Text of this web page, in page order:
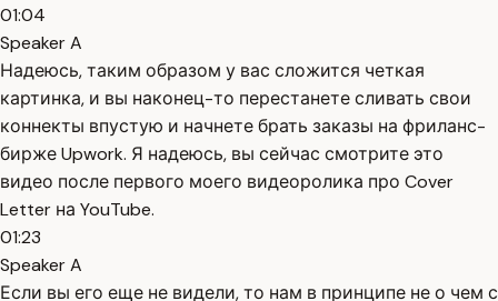
01:04
Speaker A
Надеюсь, таким образом у вас сложится четкая
картинка, и вы наконец-то перестанете сливать свои
коннекты впустую и начнете брать заказы на фриланс-
бирже Upwork. Я надеюсь, вы сейчас смотрите это
видео после первого моего видеоролика про Cover
Letter на YouTube.
01:23
Speaker A
Если вы его еще не видели, то нам в принципе не о чем с